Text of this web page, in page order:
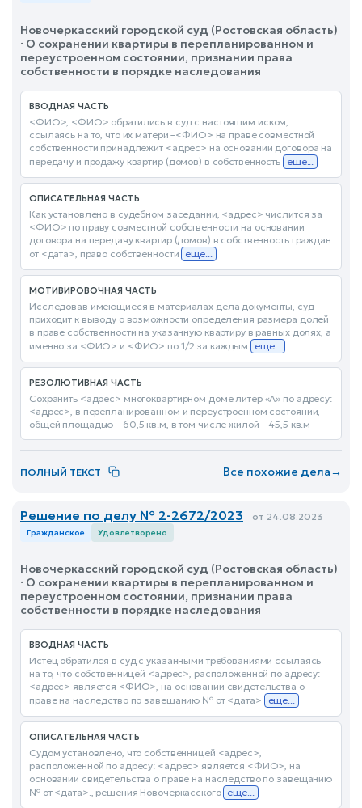
Новочеркасский городской суд (Ростовская область)
· О сохранении квартиры в перепланированном и
переустроенном состоянии, признании права
собственности в порядке наследования
ВВОДНАЯ ЧАСТЬ
<ФИО>, <ФИО> обратились в суд с настоящим иском,
ссылаясь на то, что их матери –<ФИО> на праве совместной
собственности принадлежит <адрес> на основании договора на
передачу и продажу квартир (домов) в собственность еще...
ОПИСАТЕЛЬНАЯ ЧАСТЬ
Как установлено в судебном заседании, <адрес> числится за
<ФИО> по праву совместной собственности на основании
договора на передачу квартир (домов) в собственность граждан
от <дата>, право собственности еще...
МОТИВИРОВОЧНАЯ ЧАСТЬ
Исследовав имеющиеся в материалах дела документы, суд
приходит к выводу о возможности определения размера долей
в праве собственности на указанную квартиру в равных долях, а
именно за <ФИО> и <ФИО> по 1/2 за каждым еще...
РЕЗОЛЮТИВНАЯ ЧАСТЬ
Сохранить <адрес> многоквартирном доме литер «А» по адресу:
<адрес>, в перепланированном и переустроенном состоянии,
общей площадью – 60,5 кв.м, в том числе жилой – 45,5 кв.м
ПОЛНЫЙ ТЕКСТ Все похожие дела→
Решение по делу № 2-2672/2023 от 24.08.2023
Гражданское Удовлетворено
Новочеркасский городской суд (Ростовская область)
· О сохранении квартиры в перепланированном и
переустроенном состоянии, признании права
собственности в порядке наследования
ВВОДНАЯ ЧАСТЬ
Истец обратился в суд с указанными требованиями ссылаясь
на то, что собственницей <адрес>, расположенной по адресу:
<адрес> является <ФИО>, на основании свидетельства о
праве на наследство по завещанию № от <дата>
еще...
ОПИСАТЕЛЬНАЯ ЧАСТЬ
Судом установлено, что собственницей <адрес>,
расположенной по адресу: <адрес> является <ФИО>, на
основании свидетельства о праве на наследство по завещанию
№ от <дата>., решения Новочеркасского еще...